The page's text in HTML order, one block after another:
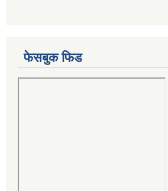
फेसबुक फिड